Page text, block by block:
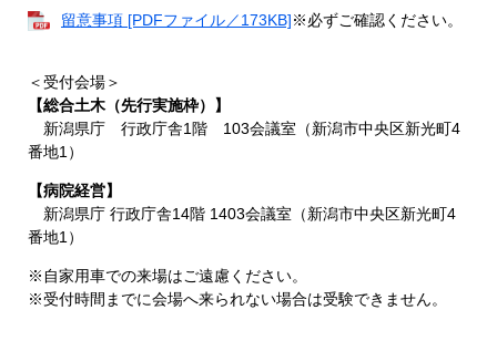
留意事項 [PDFファイル／173KB]※必ずご確認ください。
＜受付会場＞
【総合土木（先行実施枠）】
新潟県庁 行政庁舎1階 103会議室（新潟市中央区新光町4
番地1）
【病院経営】
新潟県庁 行政庁舎14階 1403会議室（新潟市中央区新光町4
番地1）
※自家用車での来場はご遠慮ください。
※受付時間までに会場へ来られない場合は受験できません。